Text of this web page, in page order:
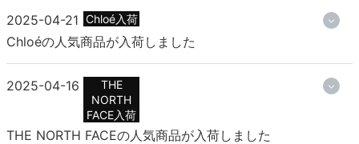
2025-04-21 Chloé入荷
Chloéの人気商品が入荷しました
2025-04-16
THE
NORTH
FACE入荷
THE NORTH FACEの人気商品が入荷しました